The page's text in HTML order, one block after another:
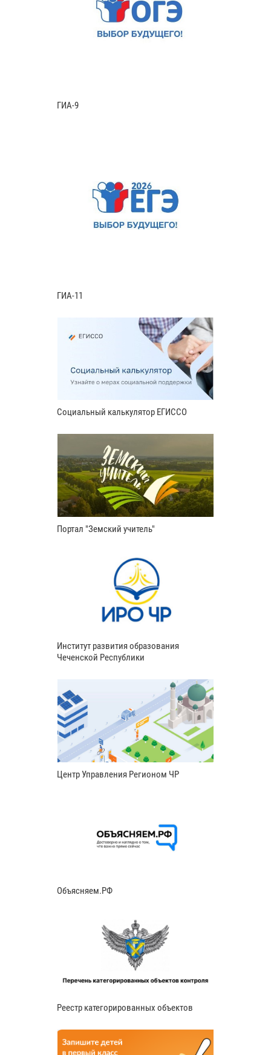
ГИА-9
ГИА-11
Социальный калькулятор ЕГИССО
Портал "Земский учитель"
Институт развития образования
Чеченской Республики
Центр Управления Регионом ЧР
Объясняем.РФ
Реестр категорированных объектов